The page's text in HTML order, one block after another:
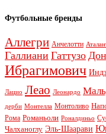
Футбольные бренды
Аллегри Анчелотти
Галлиани Гаттузо
Ибрагимович
Лацио Леао Леонардо
дерби Монтелла Монтоливо
Рома Романьоли Роналдиньо
Чалханоглу Эль-Шаарави